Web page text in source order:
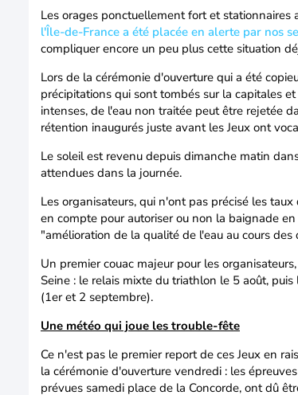
Les orages ponctuellement fort et
l'Île-de-France a été placée en alerte par nos
compliquer encore un peu plus cette situation
Lors de la cérémonie d'ouverture qui a été
précipitations qui sont tombés sur la capitales
intenses, de l'eau non traitée peut être rejetée
rétention inaugurés juste avant les Jeux ont
Le soleil est revenu depuis dimanche matin
attendues dans la journée.
Les organisateurs, qui n'ont pas précisé les
en compte pour autoriser ou non la baignade
"amélioration de la qualité de l'eau au cours des
Un premier couac majeur pour les
Seine : le relais mixte du triathlon le 5 août,
(1er et 2 septembre).
Une météo qui joue les trouble-fête
Ce n'est pas le premier report de ces Jeux en
la cérémonie d'ouverture vendredi : les
prévues samedi place de la Concorde, ont dû